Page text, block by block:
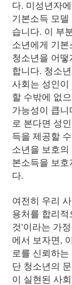
다. 미성년자
기본소득 모델
습니다. 이 부
소년에게 기본
청소년을 어
합니다. 청소
사회는 성인이
할 수밖에 없
가능성이 큽니
로 본다면 성
득을 제공할
소년을 보호의
본소득을 보호
다.
여전히 우리
용처를 합리
것’이라는 가
에서 보자면,
로를 신뢰하는
단 청소년의
이 실현된 사